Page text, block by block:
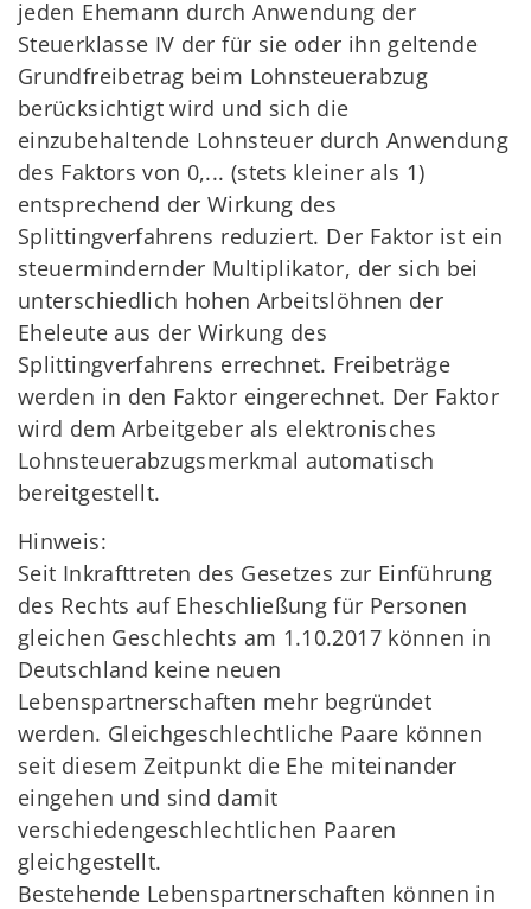
jeden Ehemann durch Anwendung der
Steuerklasse IV der für sie oder ihn geltende
Grundfreibetrag beim Lohnsteuerabzug
berücksichtigt wird und sich die
einzubehaltende Lohnsteuer durch Anwendung
des Faktors von 0,... (stets kleiner als 1)
entsprechend der Wirkung des
Splittingverfahrens reduziert. Der Faktor ist ein
steuermindernder Multiplikator, der sich bei
unterschiedlich hohen Arbeitslöhnen der
Eheleute aus der Wirkung des
Splittingverfahrens errechnet. Freibeträge
werden in den Faktor eingerechnet. Der Faktor
wird dem Arbeitgeber als elektronisches
Lohnsteuerabzugsmerkmal automatisch
bereitgestellt.
Hinweis:
Seit Inkrafttreten des Gesetzes zur Einführung
des Rechts auf Eheschließung für Personen
gleichen Geschlechts am 1.10.2017 können in
Deutschland keine neuen
Lebenspartnerschaften mehr begründet
werden. Gleichgeschlechtliche Paare können
seit diesem Zeitpunkt die Ehe miteinander
eingehen und sind damit
verschiedengeschlechtlichen Paaren
gleichgestellt.
Bestehende Lebenspartnerschaften können in